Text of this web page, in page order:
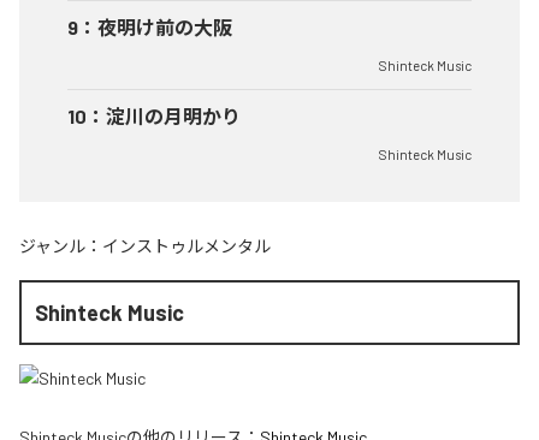
9 ： 夜明け前の大阪
Shinteck Music
10 ： 淀川の月明かり
Shinteck Music
ジャンル： インストゥルメンタル
Shinteck Music